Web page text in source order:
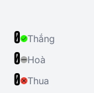
0 Thắng
0 Hoà
0 Thua